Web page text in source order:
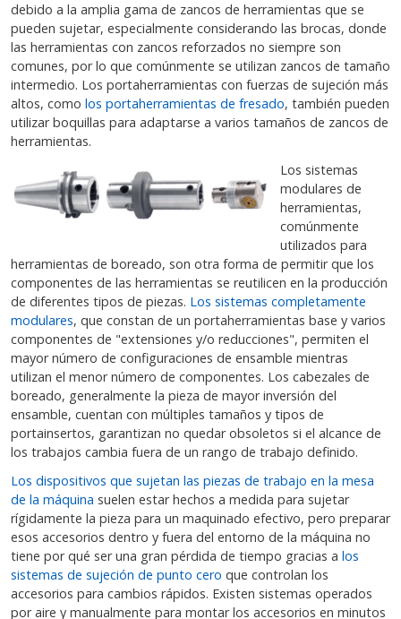
debido a la amplia gama de zancos de herramientas que se
pueden sujetar, especialmente considerando las brocas, donde
las herramientas con zancos reforzados no siempre son
comunes, por lo que comúnmente se utilizan zancos de tamaño
intermedio. Los portaherramientas con fuerzas de sujeción más
altos, como los portaherramientas de fresado, también pueden
utilizar boquillas para adaptarse a varios tamaños de zancos de
herramientas.
Los sistemas
modulares de
herramientas,
comúnmente
utilizados para
herramientas de boreado, son otra forma de permitir que los
componentes de las herramientas se reutilicen en la producción
de diferentes tipos de piezas. Los sistemas completamente
modulares, que constan de un portaherramientas base y varios
componentes de "extensiones y/o reducciones", permiten el
mayor número de configuraciones de ensamble mientras
utilizan el menor número de componentes. Los cabezales de
boreado, generalmente la pieza de mayor inversión del
ensamble, cuentan con múltiples tamaños y tipos de
portainsertos, garantizan no quedar obsoletos si el alcance de
los trabajos cambia fuera de un rango de trabajo definido.
Los dispositivos que sujetan las piezas de trabajo en la mesa
de la máquina suelen estar hechos a medida para sujetar
rígidamente la pieza para un maquinado efectivo, pero preparar
esos accesorios dentro y fuera del entorno de la máquina no
tiene por qué ser una gran pérdida de tiempo gracias a los
sistemas de sujeción de punto cero que controlan los
accesorios para cambios rápidos. Existen sistemas operados
por aire y manualmente para montar los accesorios en minutos